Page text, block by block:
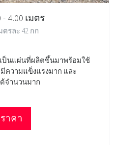
4.00 เมตร
ตรละ 42 กก
ป็นแผ่นที่ผลิตขึ้นมาพร้อมใช้
ความแข็งแรงมาก และ
จำนวนมาก
าคา